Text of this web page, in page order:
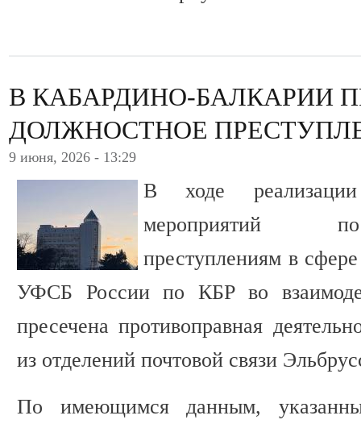
В КАБАРДИНО-БАЛКАРИИ
ДОЛЖНОСТНОЕ
9 июня, 2026 - 13:29
В ходе реализации
мероприятий
преступлениям в
УФСБ России по КБР во
пресечена противоправная
из отделений почтовой связи
По имеющимся данным,